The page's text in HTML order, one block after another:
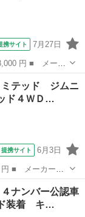
携サイト 7月27日
名： ＸＣ Ｌ
ロール・デュア
ミテッド ジムニ
ド４ＷＤ…
提携サイト 6月3日
： スコットリ
ＷＤ ＡＴ ＡＣ
ナンバー公認車
装着 キ…